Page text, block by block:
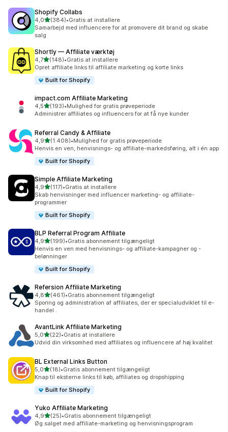
Shopify Collabs
4,0ud af 5 stjerner
(384)
384 anmeldelser i alt
•Gratis at installere
Samarbejd med influencere for at promovere dit brand og skabe
salg
Shortly — Affiliate værktøj
4,7ud af 5 stjerner
(148)
148 anmeldelser i alt
•Gratis at installere
Opret affiliate links til affiliate marketing og korte links
Built for Shopify
impact.com Affiliate Marketing
4,5ud af 5 stjerner
(193)
193 anmeldelser i alt
•Mulighed for gratis prøveperiode
Administrer affiliates og influencers for at få nye kunder
Referral Candy & Affiliate
4,9ud af 5 stjerner
(1.408)
1408 anmeldelser i alt
•Mulighed for gratis prøveperiode
Henvis en ven, henvisnings- og affiliate-markedsføring, alt i én app
Built for Shopify
Simple Affiliate Marketing
4,9ud af 5 stjerner
(117)
117 anmeldelser i alt
•Gratis at installere
Skab henvisninger med influencer marketing- og affiliate-
programmer
Built for Shopify
BLP Referral Program Affiliate
4,9ud af 5 stjerner
(199)
199 anmeldelser i alt
•Gratis abonnement tilgængeligt
Henvis en ven med henvisnings- og affiliate-kampagner og -
belønninger
Built for Shopify
Refersion Affiliate Marketing
4,8ud af 5 stjerner
(461)
461 anmeldelser i alt
•Gratis abonnement tilgængeligt
Sporing og administration af affiliates, der er specialudviklet til e-
handel .
AvantLink Affiliate Marketing
5,0ud af 5 stjerner
(22)
22 anmeldelser i alt
•Gratis at installere
Udvid din virksomhed med affiliates og influencere af høj kvalitet
BL External Links Button
5,0ud af 5 stjerner
(18)
18 anmeldelser i alt
•Gratis abonnement tilgængeligt
Knap til eksterne links til køb, affiliates og dropshipping
Built for Shopify
Yuko Affiliate Marketing
4,9ud af 5 stjerner
(25)
25 anmeldelser i alt
•Gratis abonnement tilgængeligt
Øg salget med affiliate-marketing og henvisningsprogram